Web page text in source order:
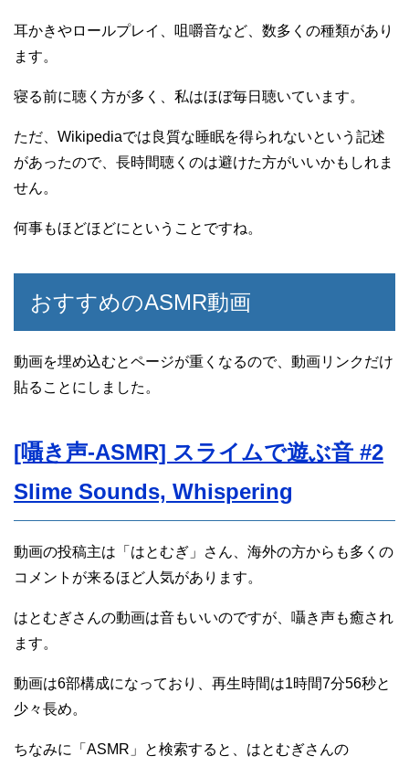
耳かきやロールプレイ、咀嚼音など、数多くの種類があり
ます。
寝る前に聴く方が多く、私はほぼ毎日聴いています。
ただ、Wikipediaでは良質な睡眠を得られないという記述
があったので、長時間聴くのは避けた方がいいかもしれま
せん。
何事もほどほどにということですね。
おすすめのASMR動画
動画を埋め込むとページが重くなるので、動画リンクだけ
貼ることにしました。
[囁き声-ASMR] スライムで遊ぶ音 #2
Slime Sounds, Whispering
動画の投稿主は「はとむぎ」さん、海外の方からも多くの
コメントが来るほど人気があります。
はとむぎさんの動画は音もいいのですが、囁き声も癒され
ます。
動画は6部構成になっており、再生時間は1時間7分56秒と
少々長め。
ちなみに「ASMR」と検索すると、はとむぎさんの